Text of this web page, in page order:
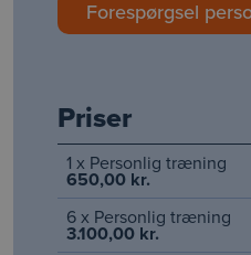
Forespørgsel
Priser
1 x Personlig træning
650,00 kr.
6 x Personlig træning
3.100,00 kr.